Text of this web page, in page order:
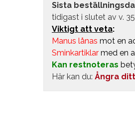
Sista
tidigast i slutet av v.
Viktigt att veta:
Manus lånas mot en
Sminkartiklar med en
Kan restnoteras
Här kan du: Ångra